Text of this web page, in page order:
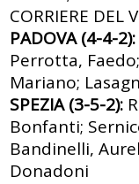
CORRIERE DEL
PADOVA (4-4-2):
Perrotta,
Mariano;
SPEZIA (3-5-2):
Bonfanti;
Bandinelli,
Donadoni